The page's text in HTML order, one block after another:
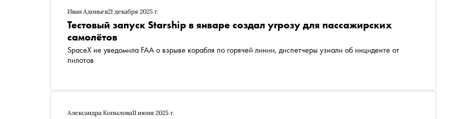
Иван Адоньев21 декабря 2025 г.
Тестовый запуск Starship в январе создал угрозу для пассажирских
самолётов
SpaceX не уведомила FAA о взрыве корабля по горячей линии, диспетчеры узнали об инциденте от
пилотов
Александра Копылова11 июня 2025 г.